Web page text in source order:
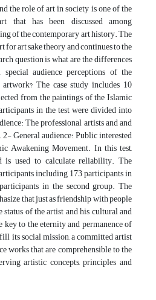
the role of art in society is one of the
that has been discussed among
of the contemporary art history. The
for art sake theory and continues to the
question is what are the differences
audience perceptions of the
The case study includes 10
from the paintings of the Islamic
in the test were divided into
The professional artists and and
General audience: Public interested
Awakening Movement. In this test,
is used to calculate reliability. The
including 173 participants in
in the second group. The
that just as friendship with people
of the artist and his cultural and
key to the eternity and permanence of
its social mission, a committed artist
works that are comprehensible to the
artistic concepts, principles and